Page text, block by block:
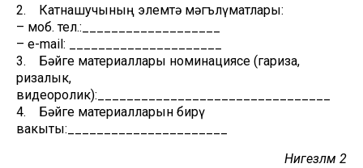
2. Катнашучының элемтә мәгълүматлары:
– моб. тел.:___________________
– е-mail: _____________________
3. Бәйге материаллары номинациясе (гариза,
ризалык,
видеоролик):________________________________
4. Бәйге материалларын бирү
вакыты:______________________
Нигезләмә 2